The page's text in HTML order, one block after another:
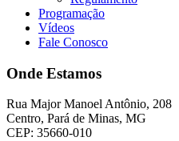
Programação
Vídeos
Fale Conosco
Onde Estamos
Rua Major Manoel Antônio, 208
Centro, Pará de Minas, MG
CEP: 35660-010